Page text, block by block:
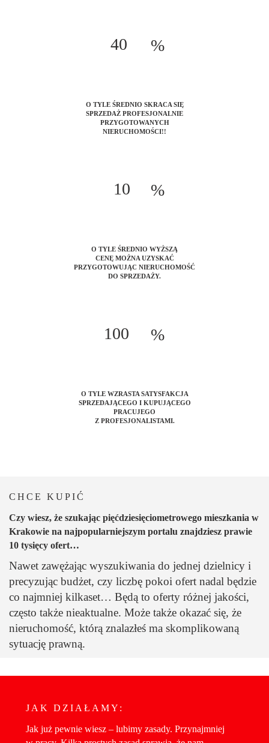
40 %
O TYLE ŚREDNIO SKRACA SIĘ
SPRZEDAŻ PROFESJONALNIE
PRZYGOTOWANYCH
NIERUCHOMOŚCI!!
10 %
O TYLE ŚREDNIO WYŻSZĄ
CENĘ MOŻNA UZYSKAĆ
PRZYGOTOWUJĄC NIERUCHOMOŚĆ
DO SPRZEDAŻY.
100 %
O TYLE WZRASTA SATYSFAKCJA
SPRZEDAJĄCEGO I KUPUJĄCEGO
PRACUJEGO
Z PROFESJONALISTAMI.
CHCE KUPIĆ
Czy wiesz, że szukając pięćdziesięciometrowego mieszkania w
Krakowie na najpopularniejszym portalu znajdziesz prawie
10 tysięcy ofert…
Nawet zawężając wyszukiwania do jednej dzielnicy i
precyzując budżet, czy liczbę pokoi ofert nadal będzie
co najmniej kilkaset… Będą to oferty różnej jakości,
często także nieaktualne. Może także okazać się, że
nieruchomość, którą znalazłeś ma skomplikowaną
sytuację prawną.
JAK DZIAŁAMY:
Jak już pewnie wiesz – lubimy zasady. Przynajmniej